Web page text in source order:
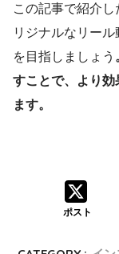
この記事で紹介
リジナルなリー
を目指しましょう
すことで、より効
ます。
ポスト